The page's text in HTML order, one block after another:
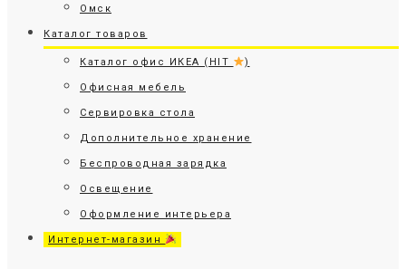
Омск
Каталог товаров
Каталог офис ИКЕА (HIT )
Офисная мебель
Сервировка стола
Дополнительное хранение
Беспроводная зарядка
Освещение
Оформление интерьера
Интернет-магазин